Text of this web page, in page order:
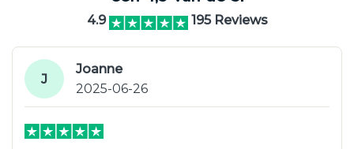
4.9 195 Reviews
J
Joanne
2025-06-26